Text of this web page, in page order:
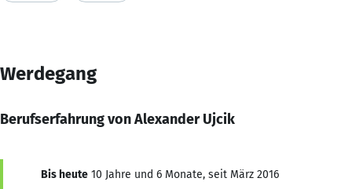
Werdegang
Berufserfahrung von Alexander Ujcik
Bis heute 10 Jahre und 6 Monate, seit März 2016